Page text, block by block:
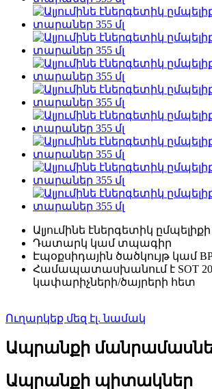
Ալյումինե էներգետիկ
Դատարկ կամ տպագիր
Էպօքսիդային ծածկույթ կամ
Համապատասխանում է SOT
կափարիչների/ծայրերի հետ
Ուղարկեք մեզ էլ. նամակ
Ապրանքի
Ապրանքի պիտակներ